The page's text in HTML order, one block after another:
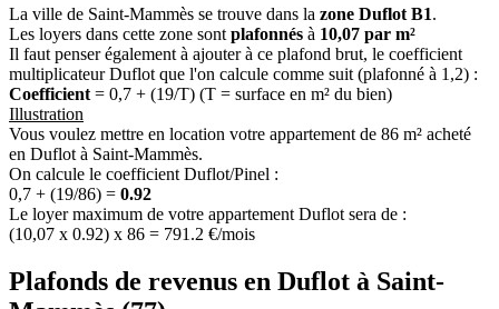
La ville de Saint-Mammès se trouve dans la zone Duflot B1.
Les loyers dans cette zone sont plafonnés à 10,07 par m²
Il faut penser également à ajouter à ce plafond brut, le coefficient
multiplicateur Duflot que l'on calcule comme suit (plafonné à 1,2) :
Coefficient = 0,7 + (19/T) (T = surface en m² du bien)
Illustration
Vous voulez mettre en location votre appartement de 86 m² acheté
en Duflot à Saint-Mammès.
On calcule le coefficient Duflot/Pinel :
0,7 + (19/86) = 0.92
Le loyer maximum de votre appartement Duflot sera de :
(10,07 x 0.92) x 86 = 791.2 €/mois
Plafonds de revenus en Duflot à Saint-